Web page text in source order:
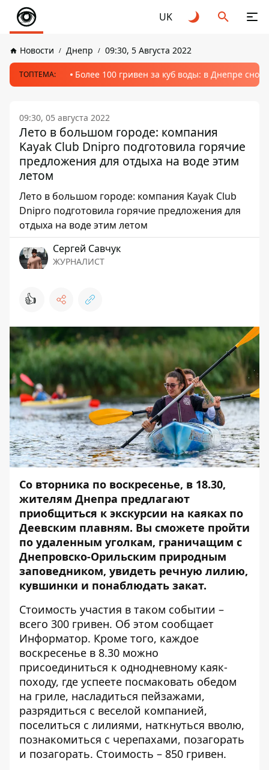
UK
Новости Днепр 09:30, 5 Августа 2022
ТОПТЕМА: Более 100 гривен за куб воды: в Днепре
09:30, 05 августа 2022
Лето в большом городе: компания
Kayak Club Dnipro подготовила горячие
предложения для отдыха на воде этим
летом
Лето в большом городе: компания Kayak Club
Dnipro подготовила горячие предложения для
отдыха на воде этим летом
Сергей Савчук
ЖУРНАЛИСТ
👍
Со вторника по воскресенье, в 18.30,
жителям Днепра предлагают
приобщиться к экскурсии на каяках по
Деевским плавням. Вы сможете пройти
по удаленным уголкам, граничащим с
Днепровско-Орильским природным
заповедником, увидеть речную лилию,
кувшинки и понаблюдать закат.
Стоимость участия в таком событии –
всего 300 гривен. Об этом сообщает
Информатор. Кроме того, каждое
воскресенье в 8.30 можно
присоединиться к однодневному каяк-
походу, где успеете посмаковать обедом
на гриле, насладиться пейзажами,
разрядиться с веселой компанией,
поселиться с лилиями, наткнуться вволю,
познакомиться с черепахами, позагорать
и позагорать. Стоимость – 850 гривен.